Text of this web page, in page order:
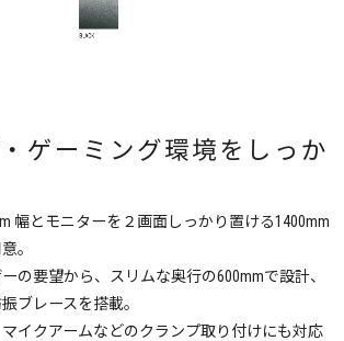
ゲーミング環境をしっか
幅とモニターを２画面しっかり置ける1400mm
。
の要望から、スリムな奥行の600mmで設計、
ブレースを搭載。
イクアームなどのクランプ取り付けにも対応